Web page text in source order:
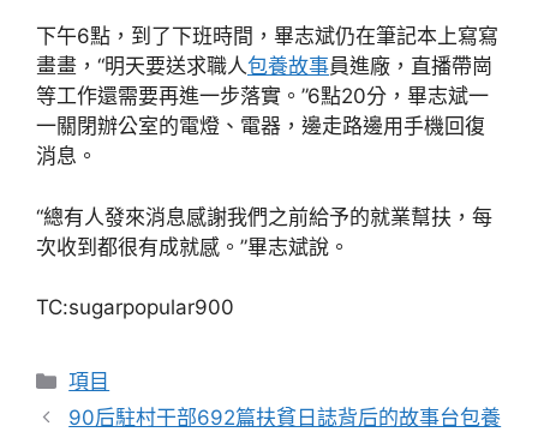
下午6點，到了下班時間，畢志斌仍在筆記本上寫寫
畫畫，“明天要送求職人包養故事員進廠，直播帶崗
等工作還需要再進一步落實。”6點20分，畢志斌一
一關閉辦公室的電燈、電器，邊走路邊用手機回復
消息。
“總有人發來消息感謝我們之前給予的就業幫扶，每
次收到都很有成就感。”畢志斌說。
TC:sugarpopular900
分
類
項目
90后駐村干部692篇扶貧日誌背后的故事台包養